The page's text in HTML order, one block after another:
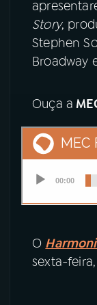
Story,
Stephen
Broadway
Ouça a
O
sexta-